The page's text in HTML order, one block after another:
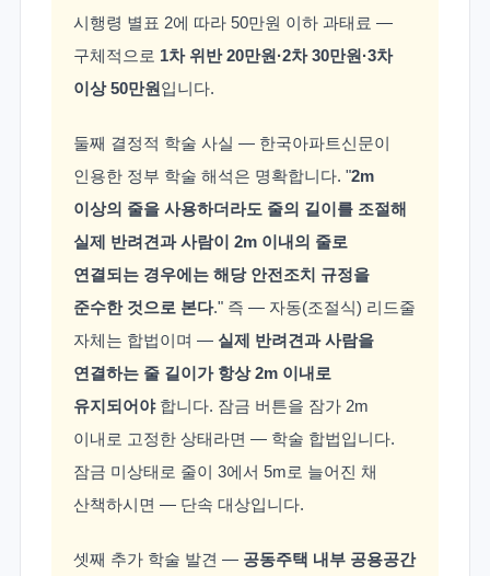
시행령 별표 2에 따라 50만원 이하 과태료 —
구체적으로 1차 위반 20만원·2차 30만원·3차
이상 50만원입니다.
둘째 결정적 학술 사실 — 한국아파트신문이
인용한 정부 학술 해석은 명확합니다. "2m
이상의 줄을 사용하더라도 줄의 길이를 조절해
실제 반려견과 사람이 2m 이내의 줄로
연결되는 경우에는 해당 안전조치 규정을
준수한 것으로 본다." 즉 — 자동(조절식) 리드줄
자체는 합법이며 — 실제 반려견과 사람을
연결하는 줄 길이가 항상 2m 이내로
유지되어야합니다. 잠금 버튼을 잠가 2m
이내로 고정한 상태라면 — 학술 합법입니다.
잠금 미상태로 줄이 3에서 5m로 늘어진 채
산책하시면 — 단속 대상입니다.
셋째 추가 학술 발견 — 공동주택 내부 공용공간